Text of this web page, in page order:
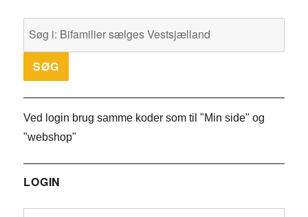
Ved login brug samme koder som til "Min side" og
"webshop"
LOGIN